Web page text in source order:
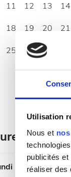
Utilisation
Nous et
publicités
réaliser des
11 12 13 14
18 19 20 21
25 26 27